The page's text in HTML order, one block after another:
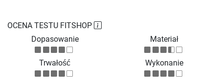
OCENA TESTU FITSHOP
Dopasowanie
Materiał
Trwałość Wykonanie